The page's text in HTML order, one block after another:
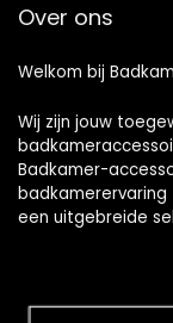
Over ons
Welkom bij
Wij zijn jouw
Badkamer-
een uitgebreide